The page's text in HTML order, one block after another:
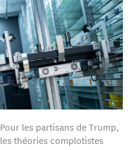
Pour les partisans de Trump,
les théories complotistes